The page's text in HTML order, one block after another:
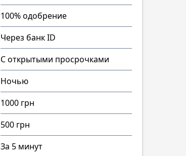
100% одобрение
Через банк ID
С открытыми просрочками
Ночью
1000 грн
500 грн
За 5 минут